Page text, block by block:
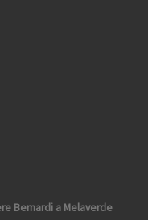
Bernardi a Melaverde